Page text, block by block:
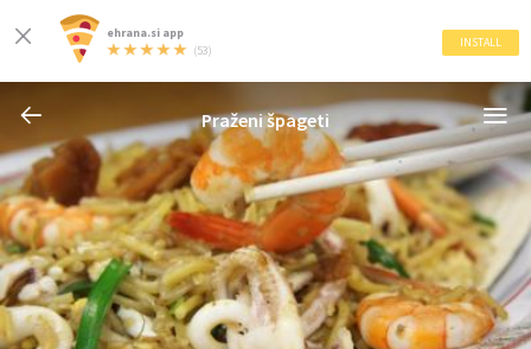
ehrana.si app
(53)
INSTALL
Praženi špageti